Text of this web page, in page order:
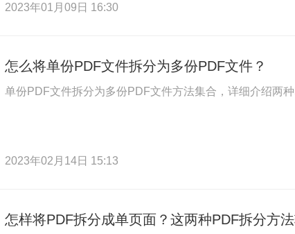
2023年01月09日 16:30
怎么将单份PDF文件拆分为多份PDF文件？
单份PDF文件拆分为多份PDF文件方法集合，详细介绍两
2023年02月14日 15:13
怎样将PDF拆分成单页面？这两种PDF拆分方法